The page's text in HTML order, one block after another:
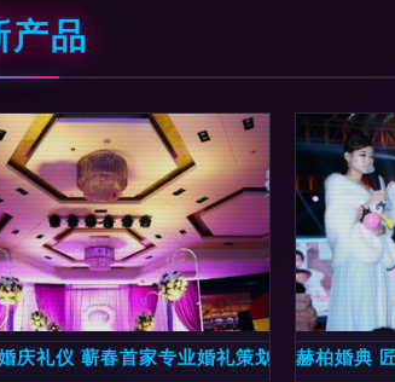
产品
庆礼仪 蕲春首家专业婚礼策划公司的婚庆
赫柏婚典